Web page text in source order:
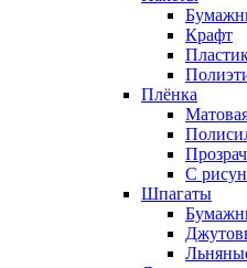
Крафт
Плёнка
С
Шпагаты